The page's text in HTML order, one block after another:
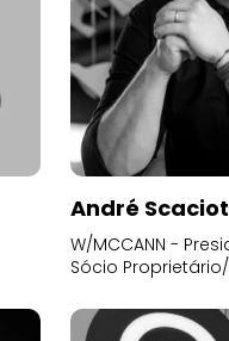
André
W/MCCANN -
Sócio